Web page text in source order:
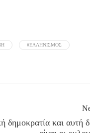
#ΕΛΛΗΝΙΣΜΟΣ
δημοκρατία και αυτή